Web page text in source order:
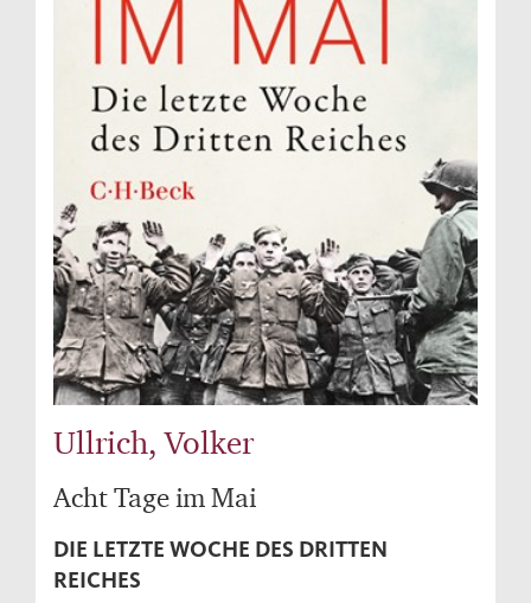
Ullrich, Volker
Acht Tage im Mai
DIE LETZTE WOCHE DES DRITTEN
REICHES